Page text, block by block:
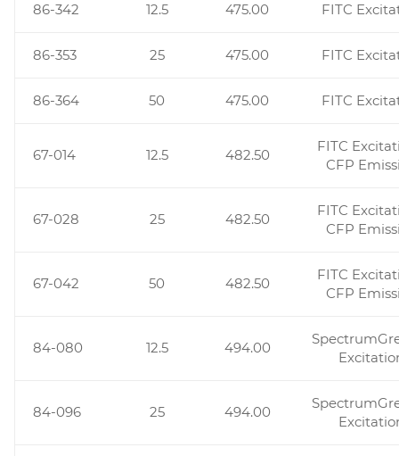
86-342 12.5 475.00 FITC
86-353 25 475.00 FITC
86-364 50 475.00 FITC
67-014 12.5 482.50
FITC
CFP
67-028 25 482.50
FITC
CFP
67-042 50 482.50
FITC
CFP
84-080 12.5 494.00
84-096 25 494.00